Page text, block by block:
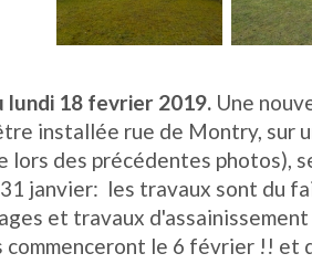
lundi 18 fevrier 2019.Une
installée rue de Montry, sur
lors des précédentes photos),
janvier: les travaux sont du
et travaux
commenceront le 6 février !! et